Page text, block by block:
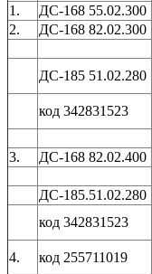
1. ДС-168 55.02.300
2.
ДС-168 82.02.300
ДС-185 51.02.280
код 342831523
3.
ДС-168 82.02.400
ДС-185.51.02.280
код 342831523
4. код 255711019